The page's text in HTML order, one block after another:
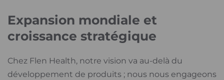
Expansion mondiale et
croissance stratégique
Chez Flen Health, notre vision va au-delà du
développement de produits ; nous nous engageons